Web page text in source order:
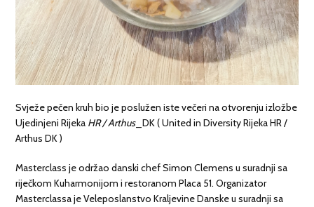
Svježe pečen kruh bio je poslužen iste večeri na otvorenju izložbe
Ujedinjeni Rijeka HR / Arthus_DK ( United in Diversity Rijeka HR /
Arthus DK )
Masterclass je održao danski chef Simon Clemens u suradnji sa
riječkom Kuharmonijom i restoranom Placa 51. Organizator
Masterclassa je Veleposlanstvo Kraljevine Danske u suradnji sa